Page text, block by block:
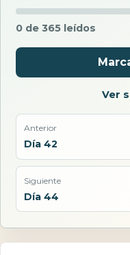
0 de 365 leídos
Ver
Anterior
Día 42
Siguiente
Día 44